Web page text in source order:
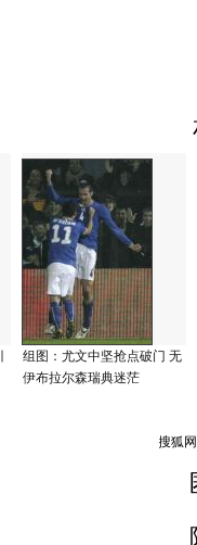
组图：尤文中坚抢点破门 无
伊布拉尔森瑞典迷茫